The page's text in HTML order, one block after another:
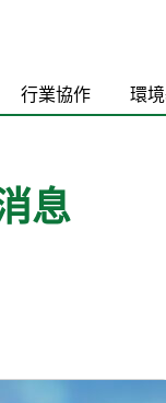
行業協作 環
息